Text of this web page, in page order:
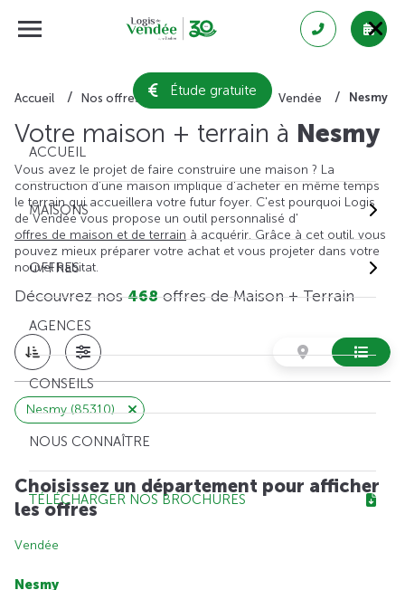
Étude gratuite
ACCUEIL
MAISONS
OFFRES
AGENCES
CONSEILS
NOUS CONNAÎTRE
TÉLÉCHARGER NOS BROCHURES
Accueil Nos offres de maison + terrain Vendée Nesmy
Votre maison + terrain à Nesmy
Vous avez le projet de faire construire une maison ? La
construction d'une maison implique d'acheter en même temps
le terrain qui accueillera votre futur foyer. C'est pourquoi Logis
de Vendée vous propose un outil personnalisé d'
offres de maison et de terrain à acquérir. Grâce à cet outil, vous
pouvez mieux préparer votre achat et vous projeter dans votre
nouvel habitat.
Découvrez nos468offres de Maison + Terrain
Nesmy (85310)
Choisissez un département pour afficher
les offres
Vendée
Nesmy